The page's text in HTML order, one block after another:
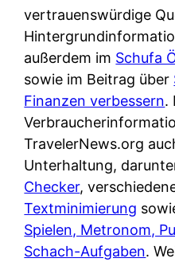
B
a
n
k
k
a
r
t
e
n
M
I
R
o
s
t
e
n
l
o
s
u
n
d
w
r
m
a
a
m
p
r
i
v
a
t
e
vertrauenswürdige
außerdem im Schufa
sowie im Beitrag über
Finanzen verbessern.
TravelerNews.org
Unterhaltung,
Checker,
Textminimierung
Spielen, Metronom,
Schach-Aufgaben.